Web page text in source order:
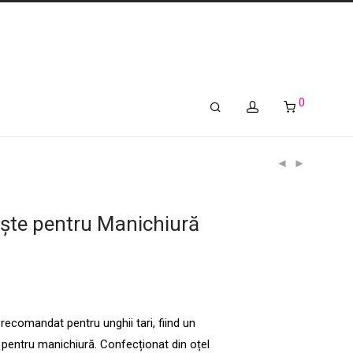
0
pentru Manichiură
pentru unghii tari, fiind un
manichiură. Confecționat din oțel